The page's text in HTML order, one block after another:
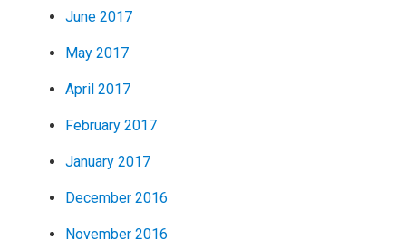
June 2017
May 2017
April 2017
February 2017
January 2017
December 2016
November 2016